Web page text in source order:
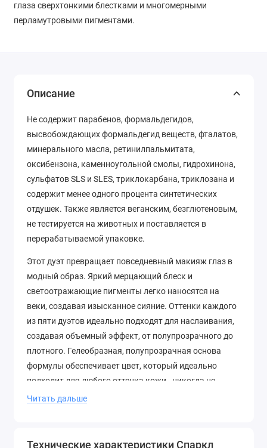
глаза сверхтонкими блестками и многомерными
перламутровыми пигментами.
Описание
Не содержит парабенов, формальдегидов,
высвобождающих формальдегид веществ, фталатов,
минерального масла, ретинилпальмитата,
оксибензона, каменноугольной смолы, гидрохинона,
сульфатов SLS и SLES, триклокарбана, триклозана и
содержит менее одного процента синтетических
отдушек. Также является веганским, безглютеновым,
не тестируется на животных и поставляется в
перерабатываемой упаковке.
Этот дуэт превращает повседневный макияж глаз в
модный образ. Яркий мерцающий блеск и
светоотражающие пигменты легко наносятся на
веки, создавая изысканное сияние. Оттенки каждого
из пяти дуэтов идеально подходят для наслаивания,
создавая объемный эффект, от полупрозрачного до
плотного. Гелеобразная, полупрозрачная основа
формулы обеспечивает цвет, который идеально
подходит для любого оттенка кожи - никогда не
тусклый или пепельный.
-Наносите тени настолько плотно или настолько
Читать дальше
Технические характеристики Спаркл